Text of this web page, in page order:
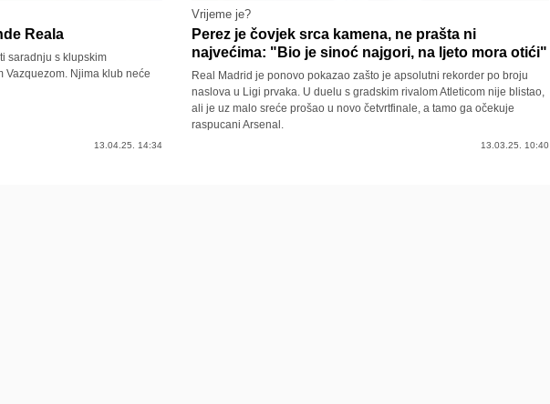
Reala
saradnju s klupskim
Vazquezom. Njima klub neće
13.04.25. 14:34
Vrijeme je?
Perez je čovjek srca kamena, ne prašta ni
najvećima: "Bio je sinoć najgori, na ljeto mora otići"
Real Madrid je ponovo pokazao zašto je apsolutni rekorder po broju
naslova u Ligi prvaka. U duelu s gradskim rivalom Atleticom nije blistao,
ali je uz malo sreće prošao u novo četvrtfinale, a tamo ga očekuje
raspucani Arsenal.
13.03.25. 10:40